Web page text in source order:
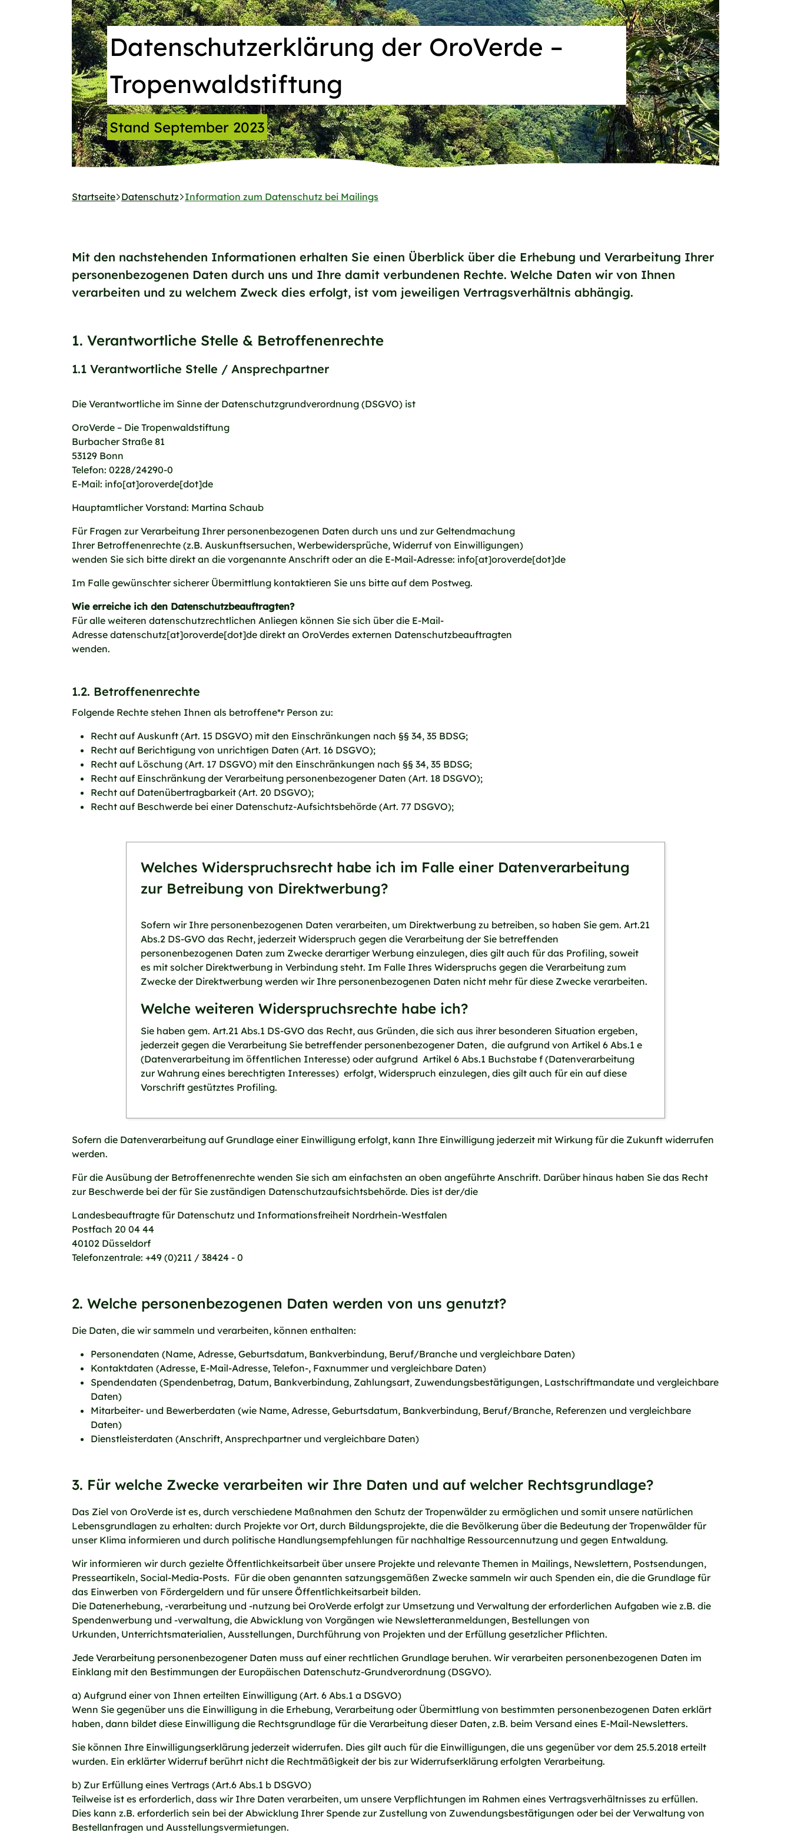
Datenschutzerklärung der OroVerde –
Tropenwaldstiftung
Stand September 2023
Startseite Datenschutz Information zum Datenschutz bei Mailings
Mit den nachstehenden Informationen erhalten Sie einen Überblick über die Erhebung und Verarbeitung Ihrer
personenbezogenen Daten durch uns und Ihre damit verbundenen Rechte. Welche Daten wir von Ihnen
verarbeiten und zu welchem Zweck dies erfolgt, ist vom jeweiligen Vertragsverhältnis abhängig.
1. Verantwortliche Stelle & Betroffenenrechte
1.1 Verantwortliche Stelle / Ansprechpartner
Die Verantwortliche im Sinne der Datenschutzgrundverordnung (DSGVO) ist
OroVerde – Die Tropenwaldstiftung
Burbacher Straße 81
53129 Bonn
Telefon: 0228/24290-0
E-Mail: info[at]oroverde[dot]de
Hauptamtlicher Vorstand: Martina Schaub
Für Fragen zur Verarbeitung Ihrer personenbezogenen Daten durch uns und zur Geltendmachung
Ihrer Betroffenenrechte (z.B. Auskunftsersuchen, Werbewidersprüche, Widerruf von Einwilligungen)
wenden Sie sich bitte direkt an die vorgenannte Anschrift oder an die E-Mail-Adresse: info[at]oroverde[dot]de
Im Falle gewünschter sicherer Übermittlung kontaktieren Sie uns bitte auf dem Postweg.
Wie erreiche ich den Datenschutzbeauftragten?
Für alle weiteren datenschutzrechtlichen Anliegen können Sie sich über die E-Mail-
Adresse datenschutz[at]oroverde[dot]de direkt an OroVerdes externen Datenschutzbeauftragten
wenden.
1.2. Betroffenenrechte
Folgende Rechte stehen Ihnen als betroffene*r Person zu:
Recht auf Auskunft (Art. 15 DSGVO) mit den Einschränkungen nach §§ 34, 35 BDSG;
Recht auf Berichtigung von unrichtigen Daten (Art. 16 DSGVO);
Recht auf Löschung (Art. 17 DSGVO) mit den Einschränkungen nach §§ 34, 35 BDSG;
Recht auf Einschränkung der Verarbeitung personenbezogener Daten (Art. 18 DSGVO);
Recht auf Datenübertragbarkeit (Art. 20 DSGVO);
Recht auf Beschwerde bei einer Datenschutz-Aufsichtsbehörde (Art. 77 DSGVO);
Welches Widerspruchsrecht habe ich im Falle einer Datenverarbeitung
zur Betreibung von Direktwerbung?
Sofern wir Ihre personenbezogenen Daten verarbeiten, um Direktwerbung zu betreiben, so haben Sie gem. Art.21
Abs.2 DS-GVO das Recht, jederzeit Widerspruch gegen die Verarbeitung der Sie betreffenden
personenbezogenen Daten zum Zwecke derartiger Werbung einzulegen, dies gilt auch für das Profiling, soweit
es mit solcher Direktwerbung in Verbindung steht. Im Falle Ihres Widerspruchs gegen die Verarbeitung zum
Zwecke der Direktwerbung werden wir Ihre personenbezogenen Daten nicht mehr für diese Zwecke verarbeiten.
Welche weiteren Widerspruchsrechte habe ich?
Sie haben gem. Art.21 Abs.1 DS-GVO das Recht, aus Gründen, die sich aus ihrer besonderen Situation ergeben,
jederzeit gegen die Verarbeitung Sie betreffender personenbezogener Daten, die aufgrund von Artikel 6 Abs.1 e
(Datenverarbeitung im öffentlichen Interesse) oder aufgrund Artikel 6 Abs.1 Buchstabe f (Datenverarbeitung
zur Wahrung eines berechtigten Interesses) erfolgt, Widerspruch einzulegen, dies gilt auch für ein auf diese
Vorschrift gestütztes Profiling.
Sofern die Datenverarbeitung auf Grundlage einer Einwilligung erfolgt, kann Ihre Einwilligung jederzeit mit Wirkung für die Zukunft widerrufen
werden.
Für die Ausübung der Betroffenenrechte wenden Sie sich am einfachsten an oben angeführte Anschrift. Darüber hinaus haben Sie das Recht
zur Beschwerde bei der für Sie zuständigen Datenschutzaufsichtsbehörde. Dies ist der/die
Landesbeauftragte für Datenschutz und Informationsfreiheit Nordrhein-Westfalen
Postfach 20 04 44
40102 Düsseldorf
Telefonzentrale: +49 (0)211 / 38424 - 0
2. Welche personenbezogenen Daten werden von uns genutzt?
Die Daten, die wir sammeln und verarbeiten, können enthalten:
Personendaten (Name, Adresse, Geburtsdatum, Bankverbindung, Beruf/Branche und vergleichbare Daten)
Kontaktdaten (Adresse, E-Mail-Adresse, Telefon-, Faxnummer und vergleichbare Daten)
Spendendaten (Spendenbetrag, Datum, Bankverbindung, Zahlungsart, Zuwendungsbestätigungen, Lastschriftmandate und vergleichbare
Daten)
Mitarbeiter- und Bewerberdaten (wie Name, Adresse, Geburtsdatum, Bankverbindung, Beruf/Branche, Referenzen und vergleichbare
Daten)
Dienstleisterdaten (Anschrift, Ansprechpartner und vergleichbare Daten)
3. Für welche Zwecke verarbeiten wir Ihre Daten und auf welcher Rechtsgrundlage?
Das Ziel von OroVerde ist es, durch verschiedene Maßnahmen den Schutz der Tropenwälder zu ermöglichen und somit unsere natürlichen
Lebensgrundlagen zu erhalten: durch Projekte vor Ort, durch Bildungsprojekte, die die Bevölkerung über die Bedeutung der Tropenwälder für
unser Klima informieren und durch politische Handlungsempfehlungen für nachhaltige Ressourcennutzung und gegen Entwaldung.
Wir informieren wir durch gezielte Öffentlichkeitsarbeit über unsere Projekte und relevante Themen in Mailings, Newslettern, Postsendungen,
Presseartikeln, Social-Media-Posts. Für die oben genannten satzungsgemäßen Zwecke sammeln wir auch Spenden ein, die die Grundlage für
das Einwerben von Fördergeldern und für unsere Öffentlichkeitsarbeit bilden.
Die Datenerhebung, -verarbeitung und -nutzung bei OroVerde erfolgt zur Umsetzung und Verwaltung der erforderlichen Aufgaben wie z.B. die
Spendenwerbung und -verwaltung, die Abwicklung von Vorgängen wie Newsletteranmeldungen, Bestellungen von
Urkunden, Unterrichtsmaterialien, Ausstellungen, Durchführung von Projekten und der Erfüllung gesetzlicher Pflichten.
Jede Verarbeitung personenbezogener Daten muss auf einer rechtlichen Grundlage beruhen. Wir verarbeiten personenbezogenen Daten im
Einklang mit den Bestimmungen der Europäischen Datenschutz-Grundverordnung (DSGVO).
a) Aufgrund einer von Ihnen erteilten Einwilligung (Art. 6 Abs.1 a DSGVO)
Wenn Sie gegenüber uns die Einwilligung in die Erhebung, Verarbeitung oder Übermittlung von bestimmten personenbezogenen Daten erklärt
haben, dann bildet diese Einwilligung die Rechtsgrundlage für die Verarbeitung dieser Daten, z.B. beim Versand eines E-Mail-Newsletters.
Sie können Ihre Einwilligungserklärung jederzeit widerrufen. Dies gilt auch für die Einwilligungen, die uns gegenüber vor dem 25.5.2018 erteilt
wurden. Ein erklärter Widerruf berührt nicht die Rechtmäßigkeit der bis zur Widerrufserklärung erfolgten Verarbeitung.
b) Zur Erfüllung eines Vertrags (Art.6 Abs.1 b DSGVO)
Teilweise ist es erforderlich, dass wir Ihre Daten verarbeiten, um unsere Verpflichtungen im Rahmen eines Vertragsverhältnisses zu erfüllen.
Dies kann z.B. erforderlich sein bei der Abwicklung Ihrer Spende zur Zustellung von Zuwendungsbestätigungen oder bei der Verwaltung von
Bestellanfragen und Ausstellungsvermietungen.